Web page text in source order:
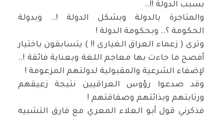
بسبب الدولة !!..
والمتاجرة بالدولة وبشكل الدولة !.. وبدولة
الحكومة ؟.. وبحكومة الدولة !
وترى ( زعماء العراق الغيارى !! ) يتسابقون باختيار
أفصح ما جاءت بها معاجم اللغة وبعناية فائقة !..
لإضفاء الشرعية والمقبولية لدولتهم المزعومة !
وقد صدعوا رؤوس العراقيين نتيجة زعيقهم
ورتابتهم وبذائتهم وصفاقتهم !
فذكرني قول أبو العلاء المعري مع فارق التشبيه